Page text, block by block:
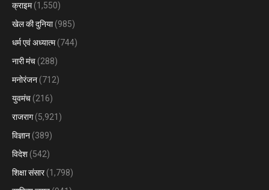
क्राइम(1,550)
खेल की दुनिया(985)
धर्म एवं अध्यात्म(744)
नारी मंच (288)
मनोरंजन (712)
युवमंच (216)
राजराग(5,921)
विज्ञान (389)
विदेश (542)
शिक्षा संसार(1,798)